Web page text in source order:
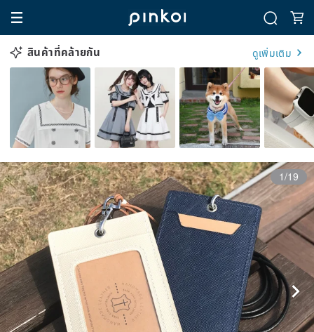
สินค้าที่คล้ายกัน ดูเพิ่มเติม
1/19